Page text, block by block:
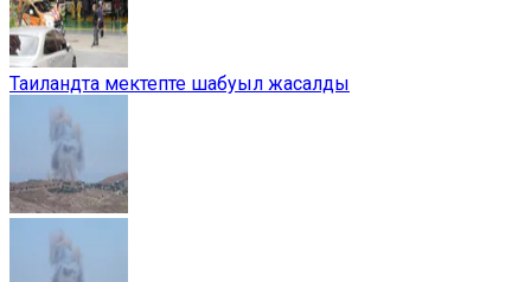
Таиландта мектепте шабуыл жасалды